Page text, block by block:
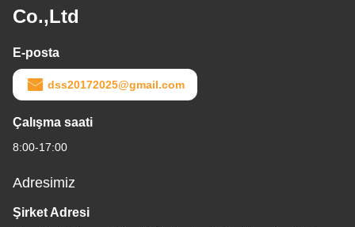
Co.,Ltd
E-posta
dss20172025@gmail.com
Çalışma saati
8:00-17:00
Adresimiz
Şirket Adresi